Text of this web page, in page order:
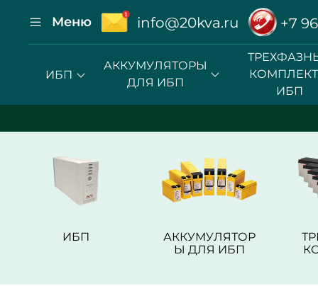
Меню info@20kva.ru +7
ИБП
АККУМУЛЯТОРЫ
ДЛЯ ИБП
ИБП
ИБП
АККУМУЛЯТОР
Ы ДЛЯ ИБП